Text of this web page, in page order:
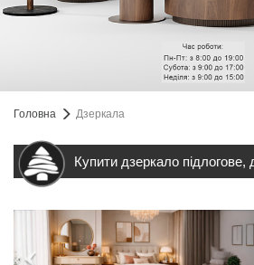
Головна Дзеркала
Купити дзеркало підлогове,